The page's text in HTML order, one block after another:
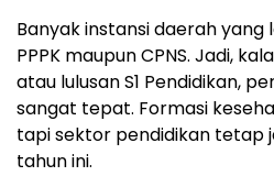
Banyak instansi daerah yang
PPPK maupun CPNS. Jadi,
atau lulusan S1 Pendidikan,
sangat tepat. Formasi
tapi sektor pendidikan tetap
tahun ini.